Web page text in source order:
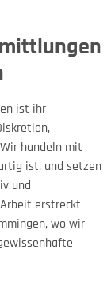
ist ihr
handeln mit
ist, und setzen
und
erstreckt
wo wir